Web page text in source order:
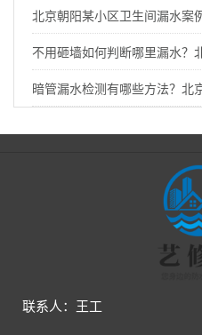
北京朝阳某小区卫生间漏水案
不用砸墙如何判断哪里漏水？
暗管漏水检测有哪些方法？北
联系人：王工